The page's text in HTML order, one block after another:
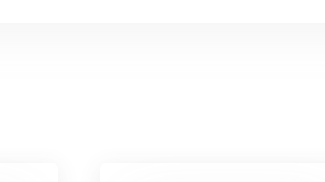
цвета.